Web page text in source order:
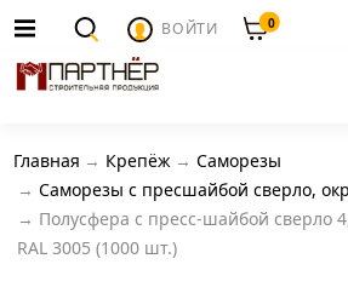
ВОЙТИ 0
Главная Крепёж
Саморезы
Саморезы с пресшайбой сверло,
Полусфера с пресс-шайбой сверло
RAL 3005 (1000 шт.)